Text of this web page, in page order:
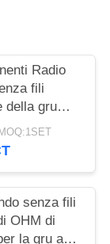
Radio
fili
della gru
6s
senza fili
OHM di
la gru a